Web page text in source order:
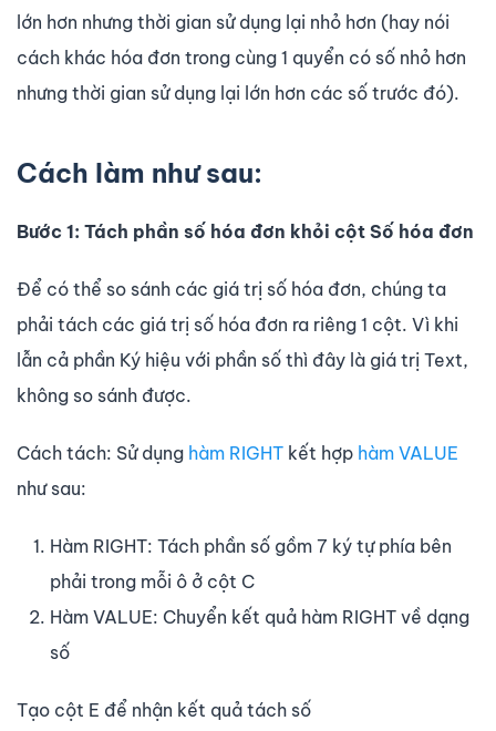
lớn hơn nhưng thời gian sử dụng lại nhỏ hơn (hay nói
cách khác hóa đơn trong cùng 1 quyển có số nhỏ hơn
nhưng thời gian sử dụng lại lớn hơn các số trước đó).
Cách làm như sau:
Bước 1: Tách phần số hóa đơn khỏi cột Số hóa đơn
Để có thể so sánh các giá trị số hóa đơn, chúng ta
phải tách các giá trị số hóa đơn ra riêng 1 cột. Vì khi
lẫn cả phần Ký hiệu với phần số thì đây là giá trị Text,
không so sánh được.
Cách tách: Sử dụng hàm RIGHT kết hợp hàm VALUE
như sau:
Hàm RIGHT: Tách phần số gồm 7 ký tự phía bên
phải trong mỗi ô ở cột C
Hàm VALUE: Chuyển kết quả hàm RIGHT về dạng
số
Tạo cột E để nhận kết quả tách số